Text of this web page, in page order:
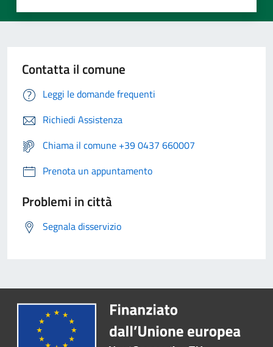
Contatta il comune
Leggi le domande frequenti
Richiedi Assistenza
Chiama il comune +39 0437 660007
Prenota un appuntamento
Problemi in città
Segnala disservizio